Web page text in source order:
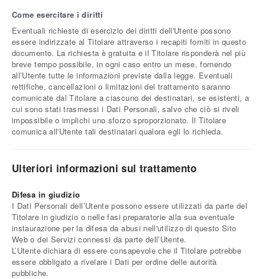
Come esercitare i diritti
Eventuali richieste di esercizio dei diritti dell'Utente possono
essere indirizzate al Titolare attraverso i recapiti forniti in questo
documento. La richiesta è gratuita e il Titolare risponderà nel più
breve tempo possibile, in ogni caso entro un mese, fornendo
all’Utente tutte le informazioni previste dalla legge. Eventuali
rettifiche, cancellazioni o limitazioni del trattamento saranno
comunicate dal Titolare a ciascuno dei destinatari, se esistenti, a
cui sono stati trasmessi i Dati Personali, salvo che ciò si riveli
impossibile o implichi uno sforzo sproporzionato. Il Titolare
comunica all'Utente tali destinatari qualora egli lo richieda.
Ulteriori informazioni sul trattamento
Difesa in giudizio
I Dati Personali dell’Utente possono essere utilizzati da parte del
Titolare in giudizio o nelle fasi preparatorie alla sua eventuale
instaurazione per la difesa da abusi nell'utilizzo di questo Sito
Web o dei Servizi connessi da parte dell’Utente.
L’Utente dichiara di essere consapevole che il Titolare potrebbe
essere obbligato a rivelare i Dati per ordine delle autorità
pubbliche.